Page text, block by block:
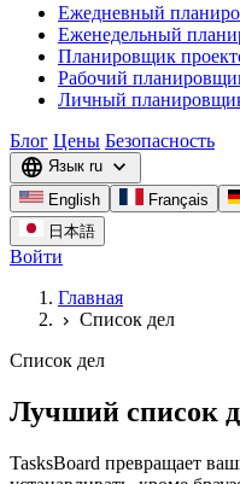
Ежедневный
Еженедельный
Планировщик
Рабочий
Личный
Блог Цены Безопасность
language Язык ru expand_more
English Français
日本語
Войти
Главная
chevron_right Список дел
Список дел
Лучший список
TasksBoard превращает